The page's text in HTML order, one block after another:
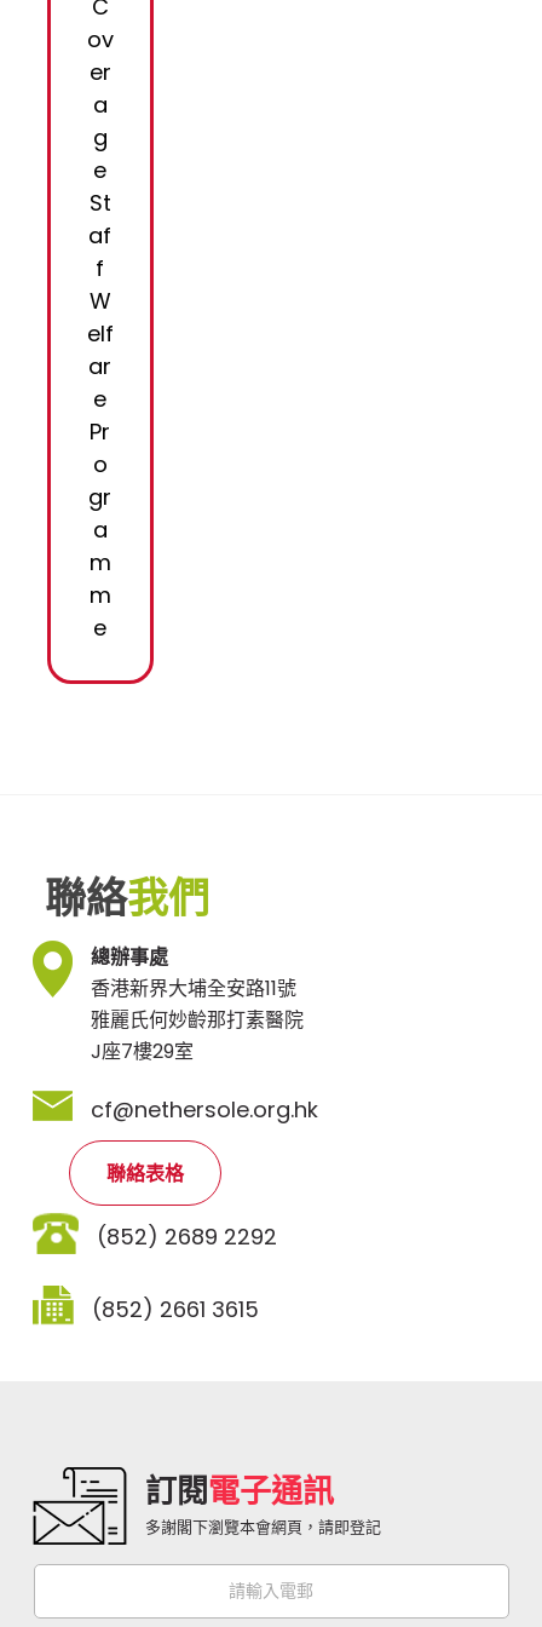
C
ov
er
a
g
e
St
af
f
W
elf
ar
e
Pr
o
gr
a
m
m
e
聯絡我們
總辦事處
香港新界大埔全安路11號
雅麗氏何妙齡那打素醫院
J座7樓29室
cf@nethersole.org.hk
聯絡表格
(852) 2689 2292
(852) 2661 3615
訂閱電子通訊
多謝閣下瀏覽本會網頁，請即登記